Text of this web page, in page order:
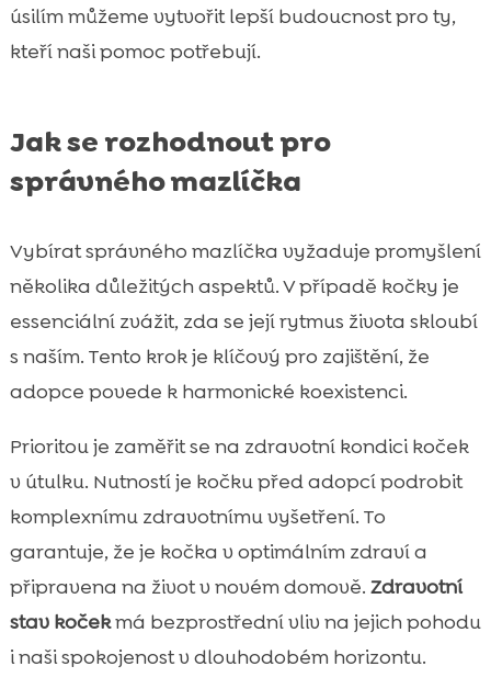
úsilím můžeme vytvořit lepší budoucnost pro ty,
kteří naši pomoc potřebují.
Jak se rozhodnout pro
správného mazlíčka
Vybírat správného mazlíčka vyžaduje promyšlení
několika důležitých aspektů. V případě kočky je
essenciální zvážit, zda se její rytmus života skloubí
s naším. Tento krok je klíčový pro zajištění, že
adopce povede k harmonické koexistenci.
Prioritou je zaměřit se na zdravotní kondici koček
v útulku. Nutností je kočku před adopcí podrobit
komplexnímu zdravotnímu vyšetření. To
garantuje, že je kočka v optimálním zdraví a
připravena na život v novém domově. Zdravotní
stav kočekmá bezprostřední vliv na jejich pohodu
i naši spokojenost v dlouhodobém horizontu.